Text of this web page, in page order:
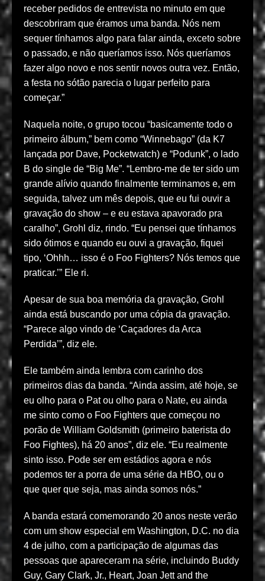
receber pedidos de entrevista no minuto em que
descobriram que éramos uma banda. Nós nem
sequer tínhamos algo para falar ainda, exceto sobre
o passado, e não queríamos isso. Nós queríamos
fazer algo novo e nos sentir novos outra vez. Então,
a festa no sótão parecia o lugar perfeito para
começar.”
Naquela noite, o grupo tocou “basicamente todo o
primeiro álbum,” bem como “Winnebago” (da K7
lançada por Dave, Pocketwatch) e “Podunk”, o lado
B do single de “Big Me”. “Lembro-me de ter sido um
grande alívio quando finalmente terminamos e, em
seguida, talvez um mês depois, que eu fui ouvir a
gravação do show – e eu estava apavorado pra
caralho”, Grohl diz, rindo. “Eu pensei que tínhamos
sido ótimos e quando eu ouvi a gravação, fiquei
tipo, ‘Ohhh… isso é o Foo Fighters? Nós temos que
praticar.’” Ele ri.
Apesar de sua boa memória da gravação, Grohl
ainda está buscando por uma cópia da gravação.
“Parece algo vindo de ‘Caçadores da Arca
Perdida’”, diz ele.
Ele também ainda lembra com carinho dos
primeiros dias da banda. “Ainda assim, até hoje, se
eu olho para o Pat ou olho para o Nate, eu ainda
me sinto como o Foo Fighters que começou no
porão de William Goldsmith (primeiro baterista do
Foo Fightes), há 20 anos”, diz ele. “Eu realmente
sinto isso. Pode ser em estádios agora e nós
podemos ter a porra de uma série da HBO, ou o
que quer que seja, mas ainda somos nós.”
A banda estará comemorando 20 anos neste verão
com um show especial em Washington, D.C. no dia
4 de julho, com a participação de algumas das
pessoas que apareceram na série, incluindo Buddy
Guy, Gary Clark, Jr., Heart, Joan Jett and the